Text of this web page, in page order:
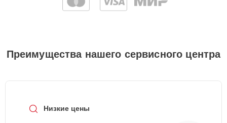
Преимущества нашего сервисного центра
Низкие цены